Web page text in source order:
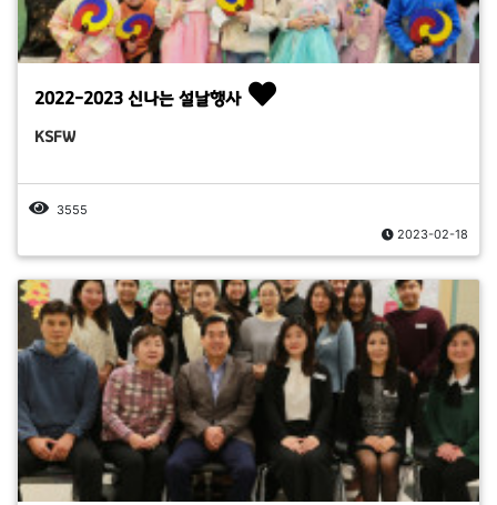
2022-2023 신나는 설날행사
KSFW
3555
2023-02-18